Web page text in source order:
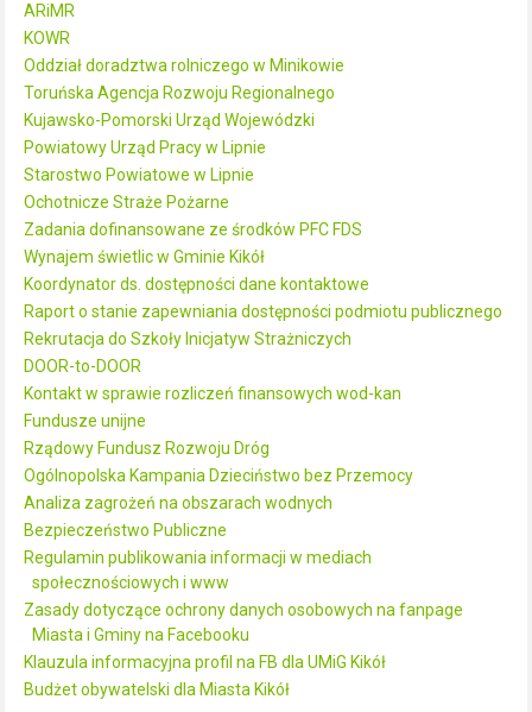
ARiMR
KOWR
Oddział doradztwa rolniczego w Minikowie
Toruńska Agencja Rozwoju Regionalnego
Kujawsko-Pomorski Urząd Wojewódzki
Powiatowy Urząd Pracy w Lipnie
Starostwo Powiatowe w Lipnie
Ochotnicze Straże Pożarne
Zadania dofinansowane ze środków PFC FDS
Wynajem świetlic w Gminie Kikół
Koordynator ds. dostępności dane kontaktowe
Raport o stanie zapewniania dostępności podmiotu publicznego
Rekrutacja do Szkoły Inicjatyw Strażniczych
DOOR-to-DOOR
Kontakt w sprawie rozliczeń finansowych wod-kan
Fundusze unijne
Rządowy Fundusz Rozwoju Dróg
Ogólnopolska Kampania Dzieciństwo bez Przemocy
Analiza zagrożeń na obszarach wodnych
Bezpieczeństwo Publiczne
Regulamin publikowania informacji w mediach
społecznościowych i www
Zasady dotyczące ochrony danych osobowych na fanpage
Miasta i Gminy na Facebooku
Klauzula informacyjna profil na FB dla UMiG Kikół
Budżet obywatelski dla Miasta Kikół